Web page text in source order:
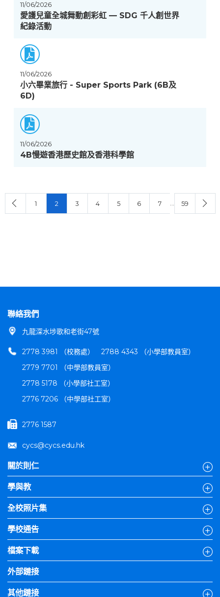
11/06/2026
愛護兒童全城舞動創彩虹 — SDG 千人創世界
紀錄活動
11/06/2026
小六畢業旅行 - Super Sports Park (6B及
6D)
11/06/2026
4B慢遊香港歷史館及香港科學館
1 2 3 4 5 6 7 59
聯絡我們
九龍深水埗歌和老街47號
2778 3981 （校務處）
2788 4343 （小學部教員室）
2779 7701 （中學部教員室）
2778 5178 （小學部社工室）
2776 7206 （中學部社工室）
2776 1587
cycs@cycs.edu.hk
關於則仁
學與教
全校照片集
學校通告
檔案下載
外部鏈接
其他鏈接